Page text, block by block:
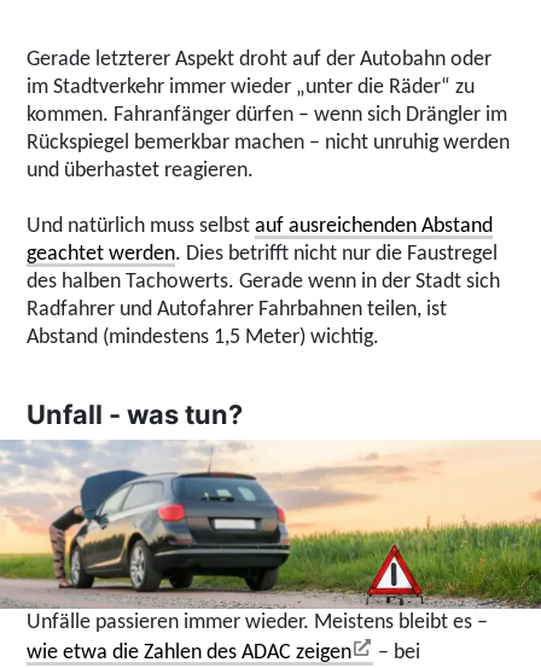
Gerade letzterer Aspekt droht auf der Autobahn oder
im Stadtverkehr immer wieder „unter die Räder“ zu
kommen. Fahranfänger dürfen – wenn sich Drängler im
Rückspiegel bemerkbar machen – nicht unruhig werden
und überhastet reagieren.
Und natürlich muss selbstauf ausreichenden Abstand
geachtet werden. Dies betrifft nicht nur die Faustregel
des halben Tachowerts. Gerade wenn in der Stadt sich
Radfahrer und Autofahrer Fahrbahnen teilen, ist
Abstand (mindestens 1,5 Meter) wichtig.
Unfall - was tun?
Unfälle passieren immer wieder. Meistens bleibt es –
wie etwa die Zahlen des ADAC zeigen
– bei